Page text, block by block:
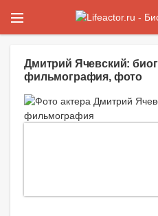
Дмитрий Ячевский:
фильмография, фото